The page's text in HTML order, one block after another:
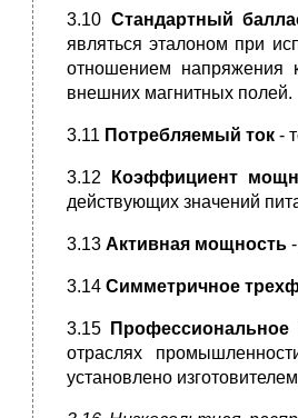
3.10 Стандартный
являться эталоном при
отношением напряжения
внешних магнитных полей.
3.11 Потребляемый ток -
3.12 Коэффициент
действующих значений
3.13 Активная мощность
3.14 Симметричное
3.15 Профессиональное
отраслях
установлено